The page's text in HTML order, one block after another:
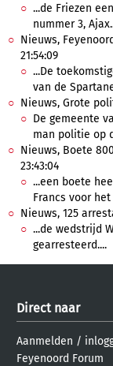
...de Friezen
nummer 3,
Nieuws,
21:54:09
...De
van de
Nieuws, Grote
De gemeente
man politie op
Nieuws, Boete
23:43:04
...een boete
Francs voor het
Nieuws, 125
...de wedstrijd
gearresteerd....
Direct naar
Aanmelden /
Feyenoord Forum